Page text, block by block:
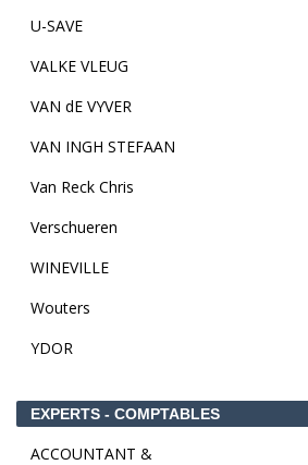
U-SAVE
VALKE VLEUG
VAN dE VYVER
VAN INGH STEFAAN
Van Reck Chris
Verschueren
WINEVILLE
Wouters
YDOR
EXPERTS - COMPTABLES
ACCOUNTANT &